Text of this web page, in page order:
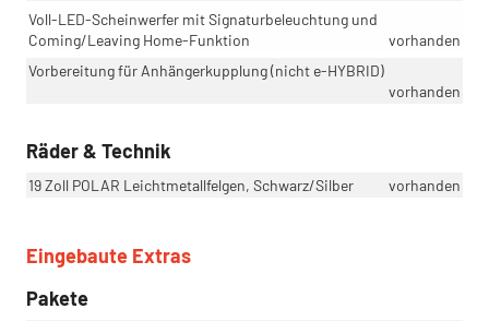
Voll-LED-Scheinwerfer mit Signaturbeleuchtung und
Coming/Leaving Home-Funktion
vorhanden
Vorbereitung für Anhängerkupplung (nicht e-HYBRID)
vorhanden
Räder & Technik
19 Zoll POLAR Leichtmetallfelgen, Schwarz/Silber vorhanden
Eingebaute Extras
Pakete